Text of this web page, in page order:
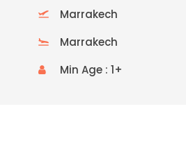
Marrakech
Marrakech
Min Age : 1+